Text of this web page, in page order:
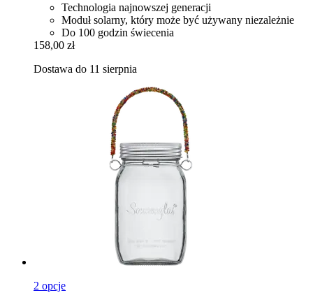
Technologia najnowszej generacji
Moduł solarny, który może być używany niezależnie
Do 100 godzin świecenia
158,00 zł
Dostawa do 11 sierpnia
2 opcje